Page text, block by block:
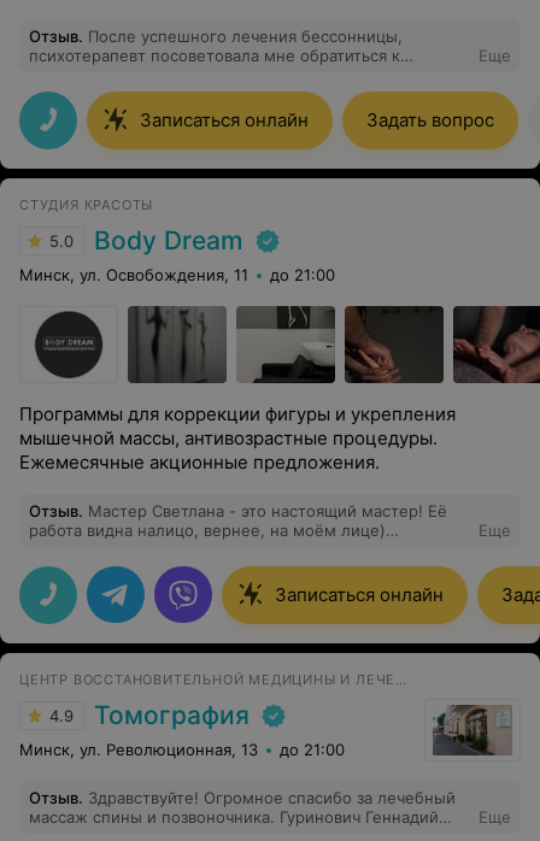
Отзыв. После успешного лечения бессонницы,
психотерапевт посоветовала мне обратиться к
внимательно и терпеливо выслушивала меня, а потом
давала ценные рекомендации. Я многое поняла про
себя и за несколько месяцев дрстаточно легко
похудела на 15 килограммов. Моя жизнь реально
изменилась в лучшую сторону. В целом, в Е-клиник
рекомендовать этот медицинский центр всем, кто
нуждается психологической помощи.
Еще
Записаться онлайн Задать вопрос
СТУДИЯ КРАСОТЫ
5.0 Body Dream
Минск, ул. Освобождения, 11 до 21:00
Программы для коррекции фигуры и укрепления
мышечной массы, антивозрастные процедуры.
Ежемесячные акционные предложения.
Отзыв. Мастер Светлана - это настоящий мастер! Её
работа видна налицо, вернее, на моём лице)
действенно, короче, - классно! Вывод: рекомендую! И
ещё раз СПАСИБО!
Еще
Записаться онлайн
ЦЕНТР ВОССТАНОВИТЕЛЬНОЙ МЕДИЦИНЫ И ЛЕЧЕНИЯ БОЛИ
4.9 Томография
Минск, ул. Революционная, 13 до 21:00
Отзыв. Здравствуйте! Огромное спасибо за лечебный
массаж спины и позвоночника. Гуринович Геннадий
Еще